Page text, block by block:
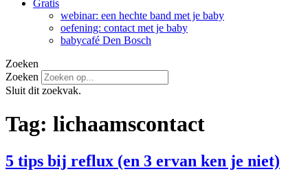
Gratis
webinar: een hechte band met je baby
oefening: contact met je baby
babycafé Den Bosch
Zoeken
Zoeken
Sluit dit zoekvak.
Tag: lichaamscontact
5 tips bij reflux (en 3 ervan ken je niet)